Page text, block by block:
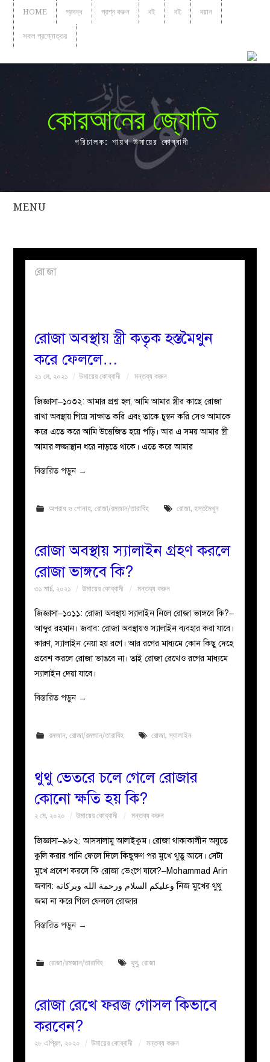
HOME প্রবন্ধ প্রশ্ন করুন বই বই বয়ান
সকল প্রশ্নোত্তর
কোরআনের জ্যোতি
পরিচালক: শায়খ উমায়ের কোব্বাদী
MENU
সকল
প্রবন্ধ
নারীদের
পাতা
মজলিস
প্রশ্ন
রোজা
রোজা অবস্থায় স্ত্রী কতৃক হস্তমৈথুন
করে ফেললে…
২১ মে, ২০২১ উমায়ের কোব্বাদী মন্তব্য করুন
জিজ্ঞাসা–১০৩২: আমার প্রশ্ন হল, আমি আমার স্ত্রীর কাছে রোজা
রাখা অবস্থায় গিয়ে সাক্ষাত করি এবং তাকে চুম্বন করি সেও আমাকে
করে এতে করে আমি উত্তেজিত হয়ে পড়ি। আর এ সময় আমার স্ত্রী
আমার লজ্জাস্থান ধরে নাড়তে থাকে। এতে করে আমার
বিস্তারিত পড়ুন →
অপরাধ ও গোনাহ, রোজা/রমজান/তারাবিহ রোজা, হস্তমৈথুন
রোজা অবস্থায় স্যালাইন গ্রহণ করলে
রোজা ভাঙ্গবে কি?
৩১ মার্চ, ২০২১ উমায়ের কোব্বাদী মন্তব্য করুন
জিজ্ঞাসা–১০১১: রোজা অবস্থায় স্যালাইন নিলে রোজা ভাঙ্গবে কি?–
আব্দুর রহমান। জবাব: রোজা অবস্থায়ও স্যালাইন ব্যবহার করা যাবে।
কারণ, স্যালাইন নেয়া হয় রগে। আর রগের মাধ্যমে কোন কিছু দেহে
প্রবেশ করলে রোজা ভাঙবে না। তাই রোজা রেখেও রগের মাধ্যমে
স্যালাইন দেয়া যাবে।
বিস্তারিত পড়ুন →
রমজান, রোজা/রমজান/তারাবিহ রোজা, স্যালাইন
থুথু ভেতরে চলে গেলে রোজার
কোনো ক্ষতি হয় কি?
২ মে, ২০২০ উমায়ের কোব্বাদী মন্তব্য করুন
জিজ্ঞাসা–৯৮২: আসসালামু আলাইকুম। রোজা থাকাকালীন অযুতে
কুলি করার পানি ফেলে দিলে কিছুক্ষণ পর মুখে থুতু আসে। সেটা
মুখে প্রবেশ করলে কি রোজা ভেংগে যাবে?–Mohammad Arin
জবাব: وعليكم السلام ورحمة الله وبركاته নিজ মুখের থুথু
জমা না করে গিলে ফেললে রোজার
বিস্তারিত পড়ুন →
রোজা/রমজান/তারাবিহ থুথু, রোজা
রোজা রেখে ফরজ গোসল কিভাবে
করবেন?
২৮ এপ্রিল, ২০২০ উমায়ের কোব্বাদী মন্তব্য করুন